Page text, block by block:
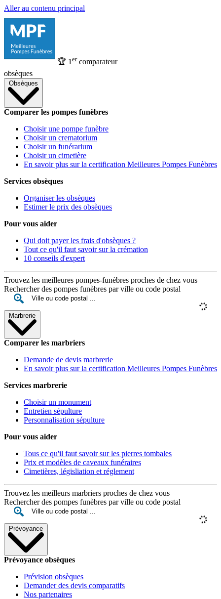
Aller au contenu principal
🏆 1 ercomparateur
obsèques
Obsèques
Comparer les pompes funèbres
Choisir une pompe funèbre
Choisir un crematorium
Choisir un funérarium
Choisir un cimetière
En savoir plus sur la certification Meilleures Pompes Funèbres
Services obsèques
Organiser les obsèques
Estimer le prix des obsèques
Pour vous aider
Qui doit payer les frais d'obsèques ?
Tout ce qu'il faut savoir sur la crémation
10 conseils d'expert
Trouvez les meilleures pompes-funèbres proches de chez vous
Rechercher des pompes funèbres par ville ou code postal
Marbrerie
Comparer les marbriers
Demande de devis marbrerie
En savoir plus sur la certification Meilleures Pompes Funèbres
Services marbrerie
Choisir un monument
Entretien sépulture
Personnalisation sépulture
Pour vous aider
Tous ce qu'il faut savoir sur les pierres tombales
Prix et modèles de caveaux funéraires
Cimetières, législiation et réglement
Trouvez les meilleurs marbriers proches de chez vous
Rechercher des pompes funèbres par ville ou code postal
Prévoyance
Prévoyance obsèques
Prévision obsèques
Demander des devis comparatifs
Nos partenaires